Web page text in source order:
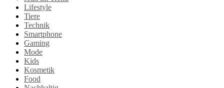
Lifestyle
Tiere
Technik
Smartphone
Gaming
Mode
Kids
Kosmetik
Food